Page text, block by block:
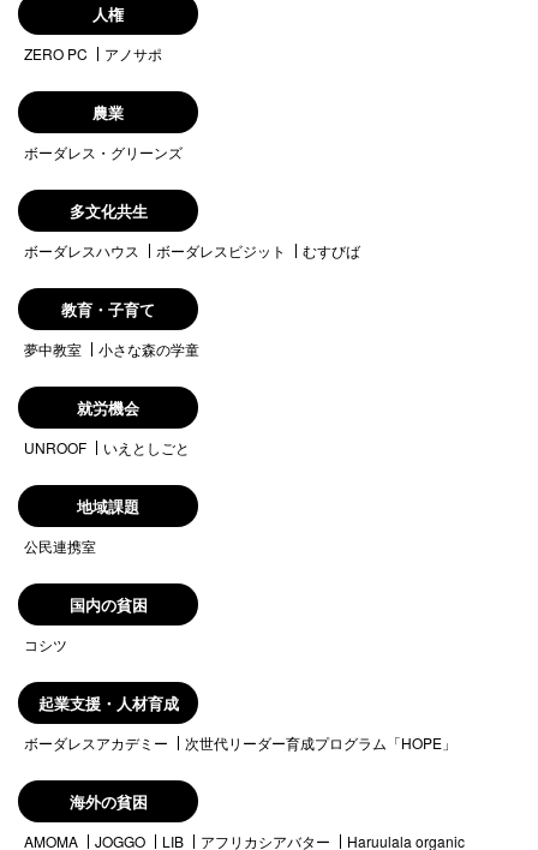
人権
ZERO PC アノサポ
農業
ボーダレス・グリーンズ
多文化共生
ボーダレスハウス ボーダレスビジット むすびば
教育・子育て
夢中教室 小さな森の学童
就労機会
UNROOF いえとしごと
地域課題
公民連携室
国内の貧困
コシツ
起業支援・人材育成
ボーダレスアカデミー 次世代リーダー育成プログラム「HOPE」
海外の貧困
AMOMA JOGGO LIB アフリカシアバター Haruulala organic